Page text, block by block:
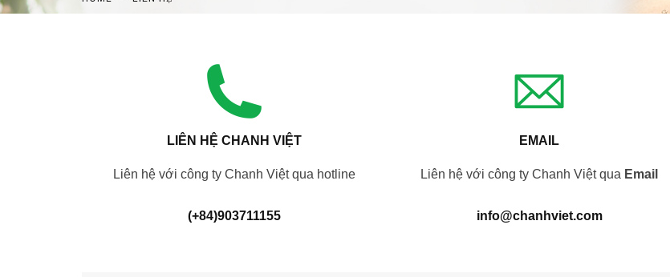
LIÊN HỆ CHANH VIỆT
Liên hệ với công ty Chanh Việt qua hotline
(+84)903711155
EMAIL
Liên hệ với công ty Chanh Việt qua Email
info@chanhviet.com